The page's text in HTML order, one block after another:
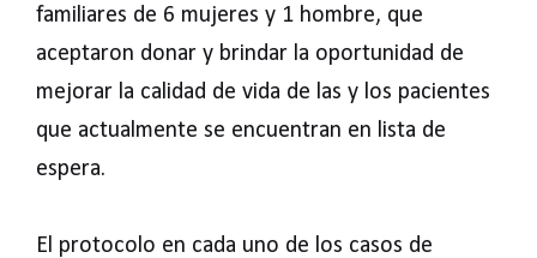
familiares de 6 mujeres y 1 hombre, que
aceptaron donar y brindar la oportunidad de
mejorar la calidad de vida de las y los pacientes
que actualmente se encuentran en lista de
espera.
El protocolo en cada uno de los casos de